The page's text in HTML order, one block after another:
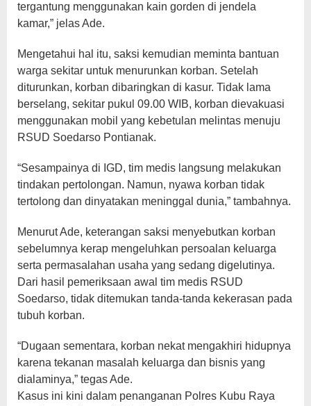
tergantung menggunakan kain gorden di jendela
kamar,” jelas Ade.
Mengetahui hal itu, saksi kemudian meminta bantuan
warga sekitar untuk menurunkan korban. Setelah
diturunkan, korban dibaringkan di kasur. Tidak lama
berselang, sekitar pukul 09.00 WIB, korban dievakuasi
menggunakan mobil yang kebetulan melintas menuju
RSUD Soedarso Pontianak.
“Sesampainya di IGD, tim medis langsung melakukan
tindakan pertolongan. Namun, nyawa korban tidak
tertolong dan dinyatakan meninggal dunia,” tambahnya.
Menurut Ade, keterangan saksi menyebutkan korban
sebelumnya kerap mengeluhkan persoalan keluarga
serta permasalahan usaha yang sedang digelutinya.
Dari hasil pemeriksaan awal tim medis RSUD
Soedarso, tidak ditemukan tanda-tanda kekerasan pada
tubuh korban.
“Dugaan sementara, korban nekat mengakhiri hidupnya
karena tekanan masalah keluarga dan bisnis yang
dialaminya,” tegas Ade.
Kasus ini kini dalam penanganan Polres Kubu Raya